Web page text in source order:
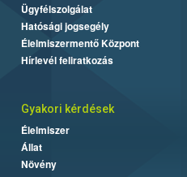
Ügyfélszolgálat
Hatósági jogsegély
Élelmiszermentő Központ
Hírlevél feliratkozás
Gyakori kérdések
Élelmiszer
Állat
Növény